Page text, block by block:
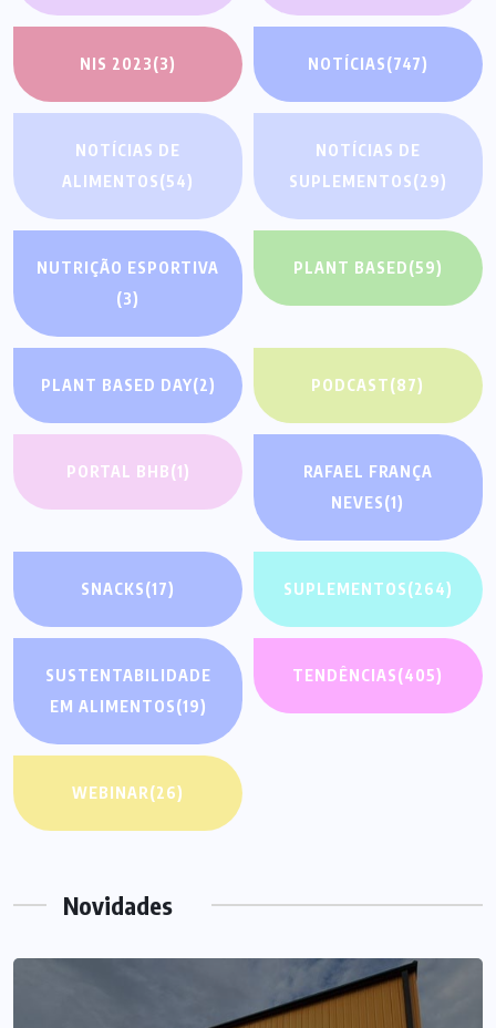
NIS 2023(3) NOTÍCIAS(747)
NOTÍCIAS DE
ALIMENTOS(54)
NOTÍCIAS DE
SUPLEMENTOS(29)
NUTRIÇÃO ESPORTIVA
(3)
PLANT BASED(59)
PLANT BASED DAY(2) PODCAST(87)
PORTAL BHB(1)
RAFAEL FRANÇA
NEVES(1)
SNACKS(17) SUPLEMENTOS(264)
SUSTENTABILIDADE
EM ALIMENTOS(19)
TENDÊNCIAS(405)
WEBINAR(26)
Novidades